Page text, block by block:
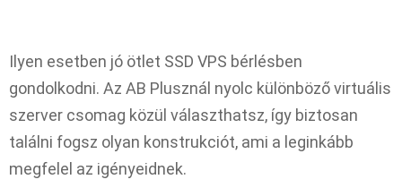
Ilyen esetben jó ötlet SSD VPS bérlésben
gondolkodni. Az AB Plusznál nyolc különböző virtuális
szerver csomag közül választhatsz, így biztosan
találni fogsz olyan konstrukciót, ami a leginkább
megfelel az igényeidnek.